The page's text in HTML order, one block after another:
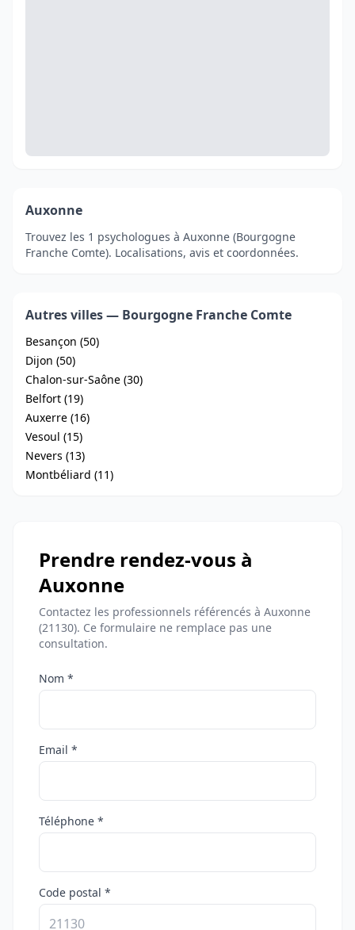
Auxonne
Trouvez les 1 psychologues à Auxonne (Bourgogne
Franche Comte). Localisations, avis et coordonnées.
Autres villes — Bourgogne Franche Comte
Besançon (50)
Dijon (50)
Chalon-sur-Saône (30)
Belfort (19)
Auxerre (16)
Vesoul (15)
Nevers (13)
Montbéliard (11)
Prendre rendez-vous à
Auxonne
Contactez les professionnels référencés à Auxonne
(21130). Ce formulaire ne remplace pas une
consultation.
Nom *
Email *
Téléphone *
Code postal *